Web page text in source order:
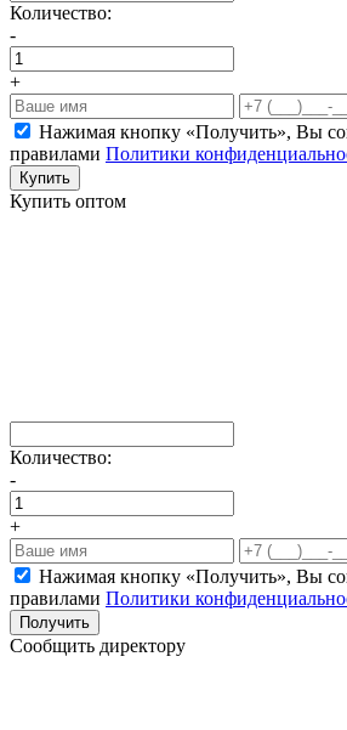
Количество:
-
+
Нажимая кнопку «Получить», Вы
правилами Политики
Купить
Купить оптом
Количество:
-
+
Нажимая кнопку «Получить», Вы
правилами Политики
Получить
Сообщить директору